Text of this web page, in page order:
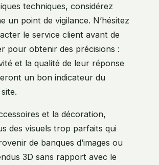
techniques, considérez
un point de vigilance. N’hésitez
le service client avant de
pour obtenir des précisions :
et la qualité de leur réponse
un bon indicateur du
et la décoration,
des visuels trop parfaits qui
de banques d’images ou
3D sans rapport avec le